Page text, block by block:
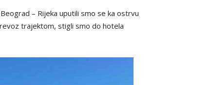
– Rijeka uputili smo se ka ostrvu
trajektom, stigli smo do hotela